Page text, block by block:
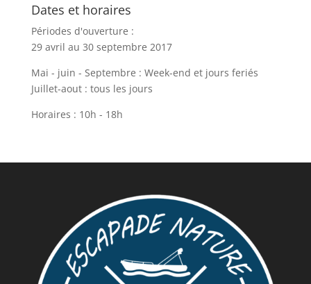
Dates et horaires
Périodes d'ouverture :
29 avril au 30 septembre 2017
Mai - juin - Septembre : Week-end et jours feriés
Juillet-aout : tous les jours
Horaires : 10h - 18h